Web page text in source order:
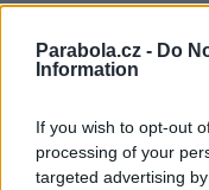
Parabola.cz - Do
Information
If you wish to opt-out
processing of your
targeted advertising
Přečtěte si také